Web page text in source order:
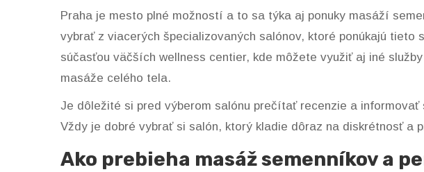
Praha je mesto plné možností a to sa týka aj ponuky masáží
vybrať z viacerých špecializovaných salónov, ktoré ponúkajú tieto
súčasťou väčších wellness centier, kde môžete využiť aj iné
masáže celého tela.
Je dôležité si pred výberom salónu prečítať recenzie a informovať
Vždy je dobré vybrať si salón, ktorý kladie dôraz na diskrétnosť a
Ako prebieha masáž semenníkov a